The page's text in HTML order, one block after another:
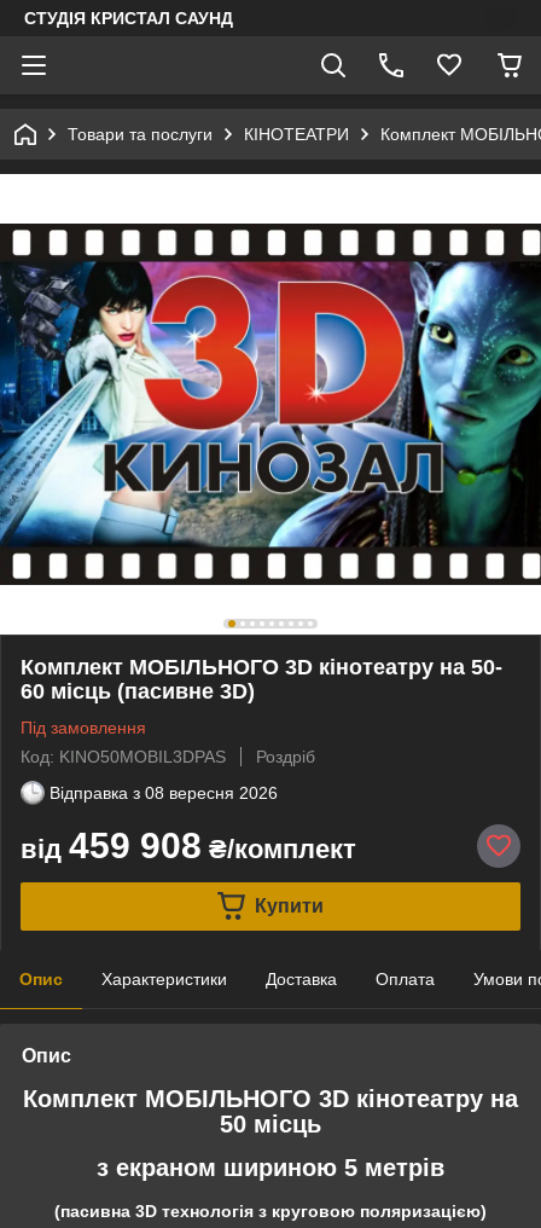
СТУДІЯ КРИСТАЛ САУНД
Товари та послуги КІНОТЕАТРИ Комплект
Комплект МОБІЛЬНОГО 3D кінотеатру на 50-
60 місць (пасивне 3D)
Під замовлення
Код: KINO50MOBIL3DPAS
Роздріб
Відправка з 08 вересня 2026
від 459 908 ₴/комплект
Купити
Опис Характеристики Доставка Оплата Умови
Опис
Комплект МОБІЛЬНОГО 3D кінотеатру на
50 місць
з екраном шириною 5 метрів
(пасивна 3D технологія з круговою поляризацією)